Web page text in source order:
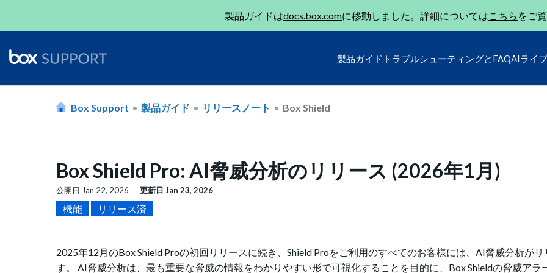
製品ガイドはdocs.box.comに移動しました。詳細についてはこちら をご
製品ガイド トラブルシューティングとFAQAIライ
Box Support 製品ガイド リリースノート Box Shield
Box Shield Pro: AI脅威分析のリリース (2026年1月)
公開日 Jan 22, 2026 更新日 Jan 23, 2026
機能 リリース済
2025年12月のBox Shield Proの初回リリースに続き、Shield Proをご利用のすべてのお客様には、AI脅威分析が
す。 AI脅威分析は、最も重要な脅威の情報をわかりやすい形で可視化することを目的に、Box Shieldの脅威アラ